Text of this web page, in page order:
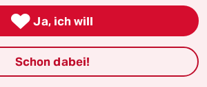
Nach Sklavenhalterart?
denn Mahlzeit!
Römer
 Ja, ich will
Schon dabei!